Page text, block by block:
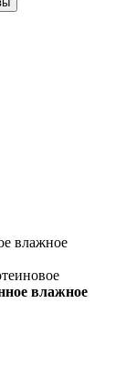
влажное
влажное